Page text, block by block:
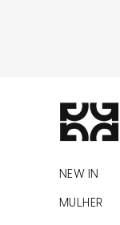
NEW IN
MULHER